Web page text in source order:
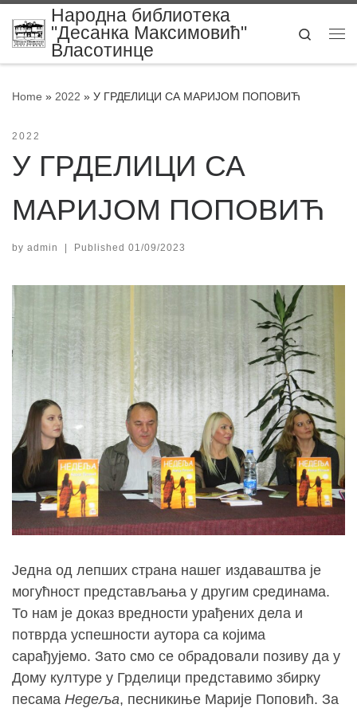
Skip to content
Народна библиотека
"Десанка Максимовић"
Власотинце
Search
Home » 2022 » У ГРДЕЛИЦИ СА МАРИЈОМ ПОПОВИЋ
2022
У ГРДЕЛИЦИ СА
МАРИЈОМ ПОПОВИЋ
by admin Published 01/09/2023
Једна од лепших страна нашег издаваштва је
могућност представљања у другим срединама.
То нам је доказ вредности урађених дела и
потврда успешности аутора са којима
сарађујемо. Зато смо се обрадовали позиву да у
Дому културе у Грделици представимо збирку
песама Недеља, песникиње Марије Поповић. За